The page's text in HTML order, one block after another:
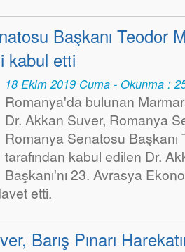
Başkanı Teodor
kabul etti
18 Ekim 2019 Cuma - Okunma :
Romanya'da bulunan
Dr. Akkan Suver, Romanya
Romanya Senatosu
tarafından kabul edilen Dr.
Başkanı'nı 23. Avrasya
etti.
Barış Pınarı